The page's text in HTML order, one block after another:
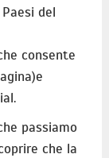
del
consente
passiamo
che la